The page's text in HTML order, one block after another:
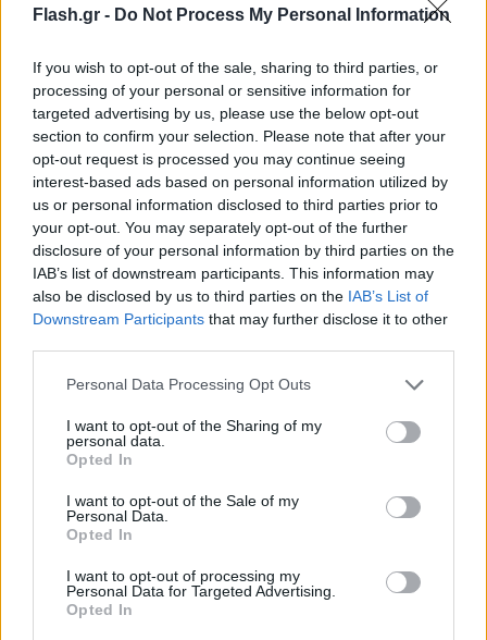
Flash.gr - Do Not Process My Personal Information
If you wish to opt-out of the sale, sharing to third parties, or
processing of your personal or sensitive information for
targeted advertising by us, please use the below opt-out
section to confirm your selection. Please note that after your
opt-out request is processed you may continue seeing
interest-based ads based on personal information utilized by
us or personal information disclosed to third parties prior to
your opt-out. You may separately opt-out of the further
disclosure of your personal information by third parties on the
IAB’s list of downstream participants. This information may
also be disclosed by us to third parties on the IAB’s List of
Downstream Participants that may further disclose it to other
Please note that this website/app uses one or more Google
not limited to your visit or usage behaviour. You may click to
grant or deny consent to Google and its third-party tags to
use your data for below specified purposes in below Google
consent section.
Personal Data Processing Opt Outs
I want to opt-out of the Sharing of my
personal data.
Opted In
I want to opt-out of the Sale of my
Personal Data.
Opted In
I want to opt-out of processing my
Personal Data for Targeted Advertising.
Opted In
Οι όμιλοι του Conference League: